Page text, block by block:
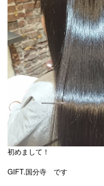
初めまして！
GIFT.国分寺 です